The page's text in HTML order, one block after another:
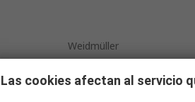
Weidmüller
Marcador de terminal
Las cookies afectan al servicio